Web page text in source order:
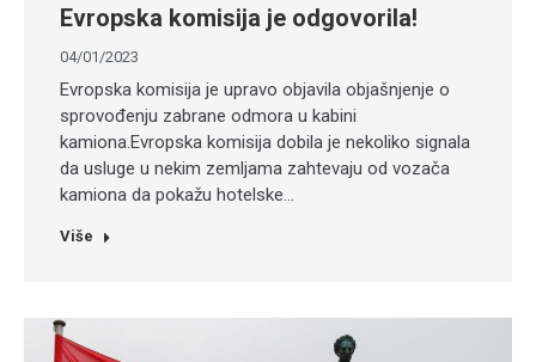
Evropska komisija je odgovorila!
04/01/2023
Evropska komisija je upravo objavila objašnjenje o
sprovođenju zabrane odmora u kabini
kamiona.Evropska komisija dobila je nekoliko signala
da usluge u nekim zemljama zahtevaju od vozača
kamiona da pokažu hotelske…
Više